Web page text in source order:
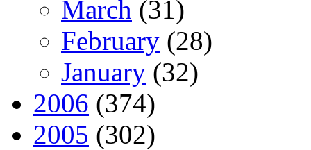
March (31)
February (28)
January (32)
2006 (374)
2005 (302)